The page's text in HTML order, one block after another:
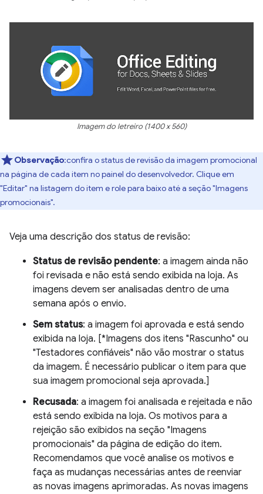
Imagem do letreiro (1400 x 560)
Observação:confira o status de revisão da imagem promocional
na página de cada item no painel do desenvolvedor. Clique em
"Editar" na listagem do item e role para baixo até a seção "Imagens
promocionais".
Veja uma descrição dos status de revisão:
Status de revisão pendente: a imagem ainda não
foi revisada e não está sendo exibida na loja. As
imagens devem ser analisadas dentro de uma
semana após o envio.
Sem status: a imagem foi aprovada e está sendo
exibida na loja. [*Imagens dos itens "Rascunho" ou
"Testadores confiáveis" não vão mostrar o status
da imagem. É necessário publicar o item para que
sua imagem promocional seja aprovada.]
Recusada: a imagem foi analisada e rejeitada e não
está sendo exibida na loja. Os motivos para a
rejeição são exibidos na seção "Imagens
promocionais" da página de edição do item.
Recomendamos que você analise os motivos e
faça as mudanças necessárias antes de reenviar
as novas imagens aprimoradas. As novas imagens